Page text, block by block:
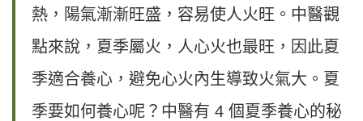
熱，陽氣漸漸旺盛，容易使人火旺。中醫觀
點來說，夏季屬火，人心火也最旺，因此夏
季適合養心，避免心火內生導致火氣大。夏
季要如何養心呢？中醫有 4 個夏季養心的秘